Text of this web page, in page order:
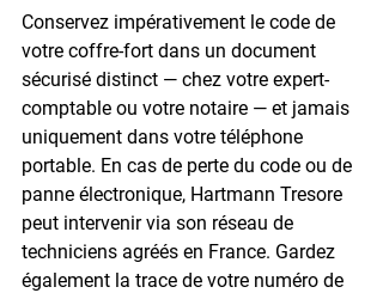
Conservez impérativement le code de
votre coffre-fort dans un document
sécurisé distinct — chez votre expert-
comptable ou votre notaire — et jamais
uniquement dans votre téléphone
portable. En cas de perte du code ou de
panne électronique, Hartmann Tresore
peut intervenir via son réseau de
techniciens agréés en France. Gardez
également la trace de votre numéro de